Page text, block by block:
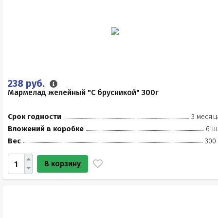
238 руб.
Мармелад желейный "С брусникой" 300г
Срок годности
3
Вложений в коробке
6
Вес
300
В корзину